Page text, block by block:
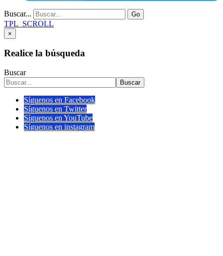
Buscar... Go
TPL_SCROLL
×
Realice la búsqueda
Buscar
Buscar
Síguenos en Facebook
Síguenos en Twitter
Síguenos en YouTube
Síguenos en instagram